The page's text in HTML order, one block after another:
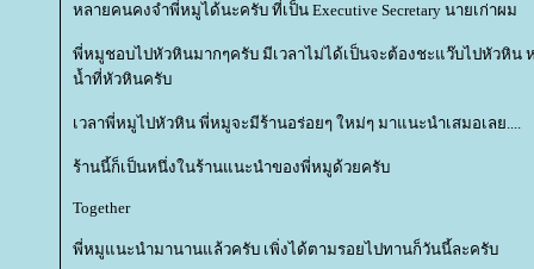
หลายคนคงจำพี่หมูได้นะครับ ที่เป็น Executive Secretary นายเก่าผม
พี่หมูชอบไปหัวหินมากๆครับ มีเวลาไม่ได้เป็นจะต้องชะแว๊บไปหัวหิน
น้ำที่หัวหินครับ
เวลาพี่หมูไปหัวหิน พี่หมูจะมีร้านอร่อยๆ ใหม่ๆ มาแนะนำเสมอเลย....
ร้านนี้ก็เป็นหนึ่งในร้านแนะนำของพี่หมูด้วยครับ
Together
พี่หมูแนะนำมานานแล้วครับ เพิ่งได้ตามรอยไปทานก็วันนี้ละครับ